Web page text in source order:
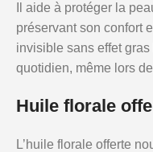
Il aide à protéger la
préservant son confort
invisible sans effet
quotidien, même lors
Huile florale
L’huile florale offerte